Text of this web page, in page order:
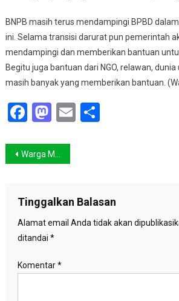
BNPB masih terus mendampingi BPBD
ini. Selama transisi darurat pun pemerintah
mendampingi dan memberikan bantuan
Begitu juga bantuan dari NGO, relawan,
masih banyak yang memberikan bantuan.
Facebook
Mastodon
EmailShare
Navigasi
Warga Menyalakan Lilin Peringatan Earth Hour di Bali
Tinggalkan Balasan
Alamat email Anda tidak akan
ditandai *
Komentar*